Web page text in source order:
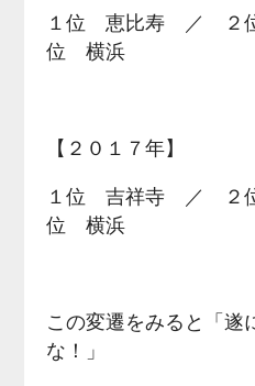
１位 恵比寿 ／ ２
位 横浜
【２０１７年】
１位 吉祥寺 ／ ２
位 横浜
この変遷をみると「遂
な！」